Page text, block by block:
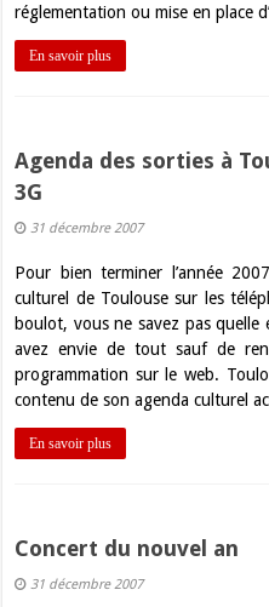
réglementation ou mise en place
En savoir plus
Agenda des sorties à
3G
31 décembre 2007
Pour bien terminer l’année
culturel de Toulouse sur les
boulot, vous ne savez pas
avez envie de tout sauf de
programmation sur le web.
contenu de son agenda culturel
En savoir plus
Concert du nouvel an
31 décembre 2007